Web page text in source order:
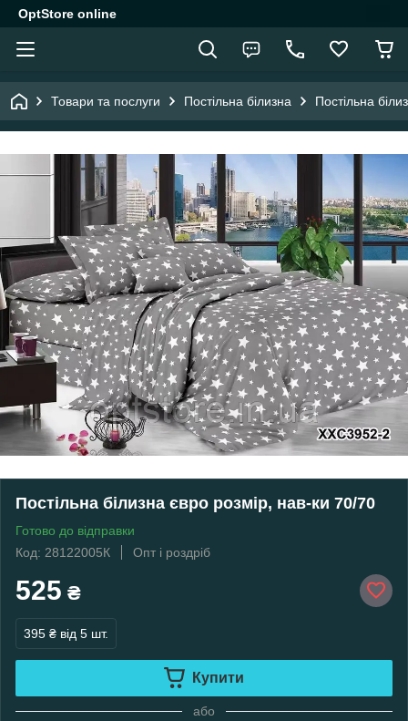
OptStore online
Товари та послуги Постільна білизна Постільна
Постільна білизна євро розмір, нав-ки 70/70
Готово до відправки
Код: 28122005К
Опт і роздріб
525 ₴
395 ₴ від 5 шт.
Купити
або